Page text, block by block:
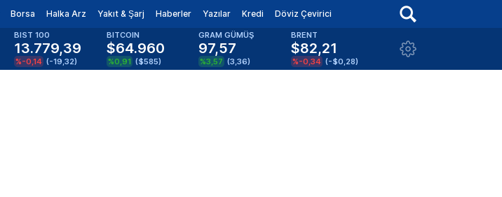
Borsa Halka Arz Yakıt & Şarj Haberler Yazılar Kredi Döviz Çevirici
BIST 100
13.779,39
%-0,14 (-19,32)
BITCOIN
$64.960
%0,91 ($585)
GRAM GÜMÜŞ
97,57
%3,57 (3,36)
BRENT
$82,21
%-0,34 (-$0,28)